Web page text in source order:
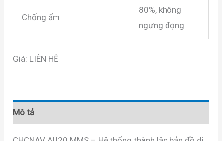
Chống ẩm
80%, không
ngưng đọng
Giá: LIÊN HỆ
Mô tả